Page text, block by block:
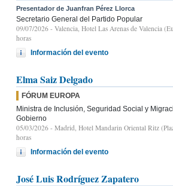
Presentador de Juanfran Pérez Llorca
Secretario General del Partido Popular
09/07/2026 - Valencia, Hotel Las Arenas de Valencia
horas
Información del evento
Elma Saiz Delgado
FÓRUM EUROPA
Ministra de Inclusión, Seguridad Social y
Gobierno
05/03/2026 - Madrid, Hotel Mandarin Oriental Ritz
horas
Información del evento
José Luis Rodríguez Zapatero